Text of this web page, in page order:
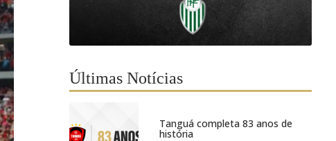
Últimas Notícias
Tanguá completa 83 anos de
história